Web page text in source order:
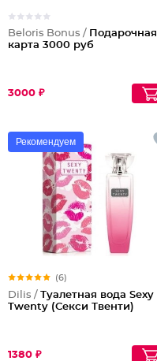
Beloris Bonus / Подарочная
карта 3000 руб
3000 ₽
Рекомендуем
(6)
Dilis / Туалетная вода Sexy
Twenty (Секси Твенти)
1380 ₽